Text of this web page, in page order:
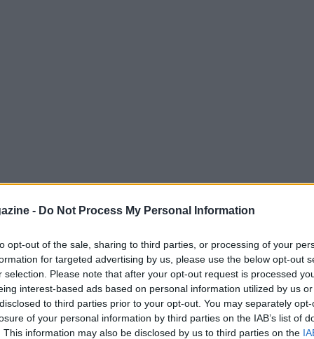
- Do Not Process My Personal Information
opt-out of the sale, sharing to third parties, or processing of your
for targeted advertising by us, please use the below opt-out
selection. Please note that after your opt-out request is processed
interest-based ads based on personal information utilized by us
to third parties prior to your opt-out. You may separately
of your personal information by third parties on the IAB’s list of
This information may also be disclosed by us to third parties on the
Olimpia Milano, ha offerto un
e sulla gestione delmercatodurante un
soddisfazione per i primi segnali di
procedono con cautela e senza